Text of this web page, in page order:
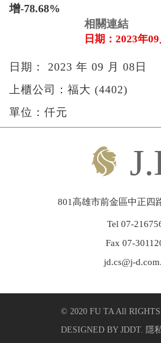
聯絡我們
繁中|
增-78.68%
相關連結
日期：2023年09
日期： 2023 年 09 月 08日
上櫃公司：福大 (4402)
單位：仟元
801高雄市前金區中正四
Tel 07-
Fax 07-
jd.cs@j-
© 2020 FU TA All RIGHTS
DESIGNED BY JDDT. 隱